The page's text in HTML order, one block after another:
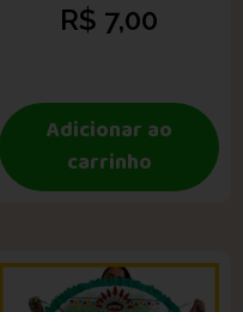
R$ 7,00
Adicionar ao
carrinho